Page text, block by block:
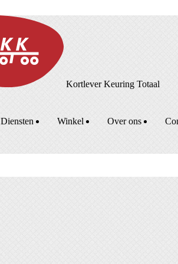
Kortlever Keuring Totaal
Diensten Winkel Over ons